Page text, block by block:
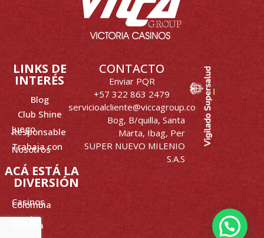
LINKS DE
INTERÉS
Blog
Club Shine
Juego
Responsable
Trabaja con
Nosotros
ACÁ ESTÁ LA
DIVERSIÓN
Casinos
Colombia
Zamba
B/quilla
CONTACTO
Enviar PQR
+57 322 863 2479
servicioalcliente@viccagroup.co
Bog, B/quilla, Santa
Marta, Ibag, Per
SUPER NUEVO MILENIO
S.A.S